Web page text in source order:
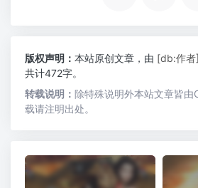
版权声明： 本站原创文章，由 [db:作者]
共计472字。
转载说明： 除特殊说明外本站文章皆
载请注明出处。